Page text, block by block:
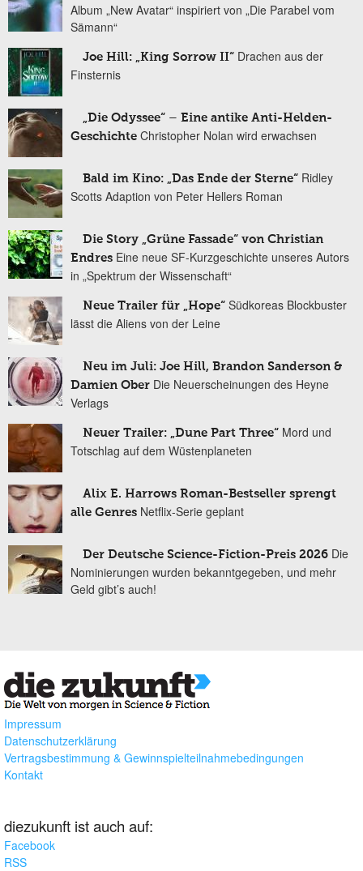
Album „New Avatar“ inspiriert von „Die Parabel vom
Sämann“
Joe Hill: „King Sorrow II“ Drachen aus der
Finsternis
„Die Odyssee“ – Eine antike Anti-Helden-
Geschichte Christopher Nolan wird erwachsen
Bald im Kino: „Das Ende der Sterne“ Ridley
Scotts Adaption von Peter Hellers Roman
Die Story „Grüne Fassade“ von Christian
Endres Eine neue SF-Kurzgeschichte unseres Autors
in „Spektrum der Wissenschaft“
Neue Trailer für „Hope“ Südkoreas Blockbuster
lässt die Aliens von der Leine
Neu im Juli: Joe Hill, Brandon Sanderson &
Damien Ober Die Neuerscheinungen des Heyne
Verlags
Neuer Trailer: „Dune Part Three“ Mord und
Totschlag auf dem Wüstenplaneten
Alix E. Harrows Roman-Bestseller sprengt
alle Genres Netflix-Serie geplant
Der Deutsche Science-Fiction-Preis 2026 Die
Nominierungen wurden bekanntgegeben, und mehr
Geld gibt’s auch!
Impressum
Datenschutzerklärung
Vertragsbestimmung & Gewinnspielteilnahmebedingungen
Kontakt
diezukunft ist auch auf:
Facebook
RSS